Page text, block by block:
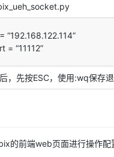
“192.168.122.114”
= “11112”
，先按ESC，使用:wq保存
的前端web页面进行操作配